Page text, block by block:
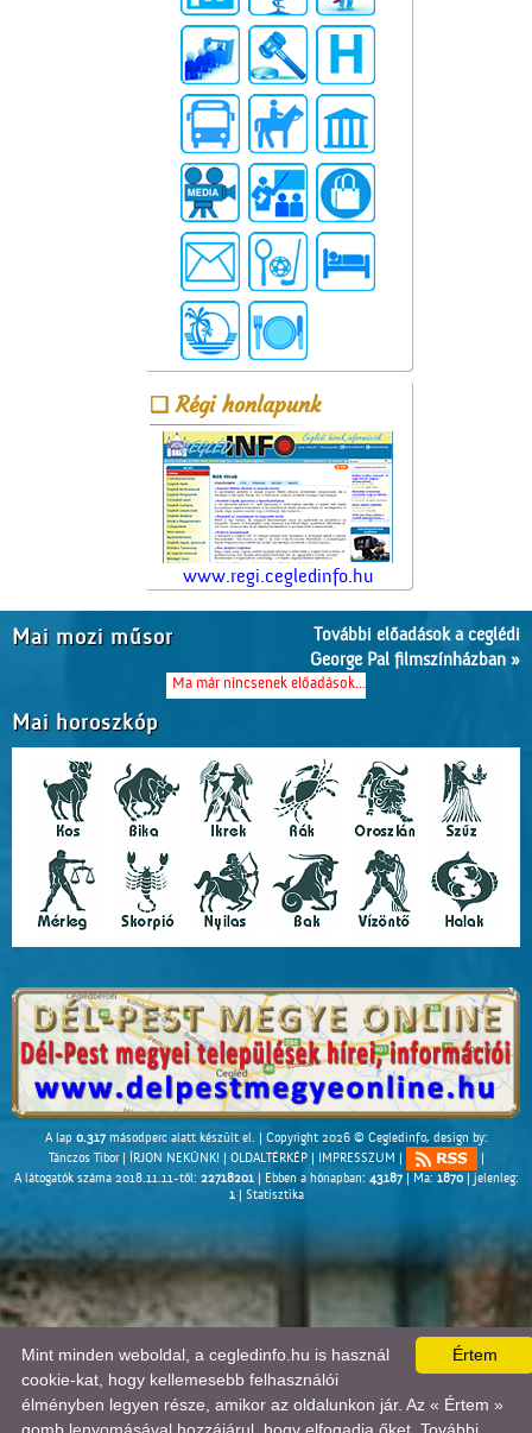
Régi honlapunk
www.regi.cegledinfo.hu
Mai mozi műsor
További előadások a ceglédi
George Pal filmszínházban »
Ma már nincsenek előadások...
Mai horoszkóp
A lap 0.317másodperc alatt készült el. | Copyright 2026 © Cegledinfo, design by:
Tánczos Tibor| ÍRJON NEKÜNK!| OLDALTÉRKÉP| IMPRESSZUM |
|
A látogatók száma 2018.11.11-től: 22718201| Ebben a hónapban: 43187| Ma: 1870| jelenleg:
1| Statisztika
Értem
Mint minden weboldal, a cegledinfo.hu is használ
cookie-kat, hogy kellemesebb felhasználói
élményben legyen része, amikor az oldalunkon jár. Az « Értem »